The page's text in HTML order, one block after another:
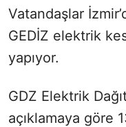
Vatandaşlar
GEDİZ elektrik
yapıyor.
GDZ Elektrik
açıklamaya göre